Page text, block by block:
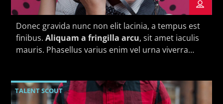
Donec gravida nunc non elit lacinia, a tempus est
finibus.Aliquam a fringilla arcu, sit amet iaculis
mauris. Phasellus varius enim vel urna viverra
TALENT SCOUT